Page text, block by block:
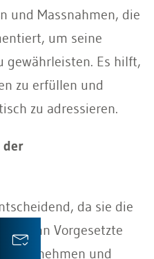
und Massnahmen, die
um seine
gewährleisten. Es hilft,
zu erfüllen und
zu adressieren.
der
da sie die
Wenn Vorgesetzte
nehmen und